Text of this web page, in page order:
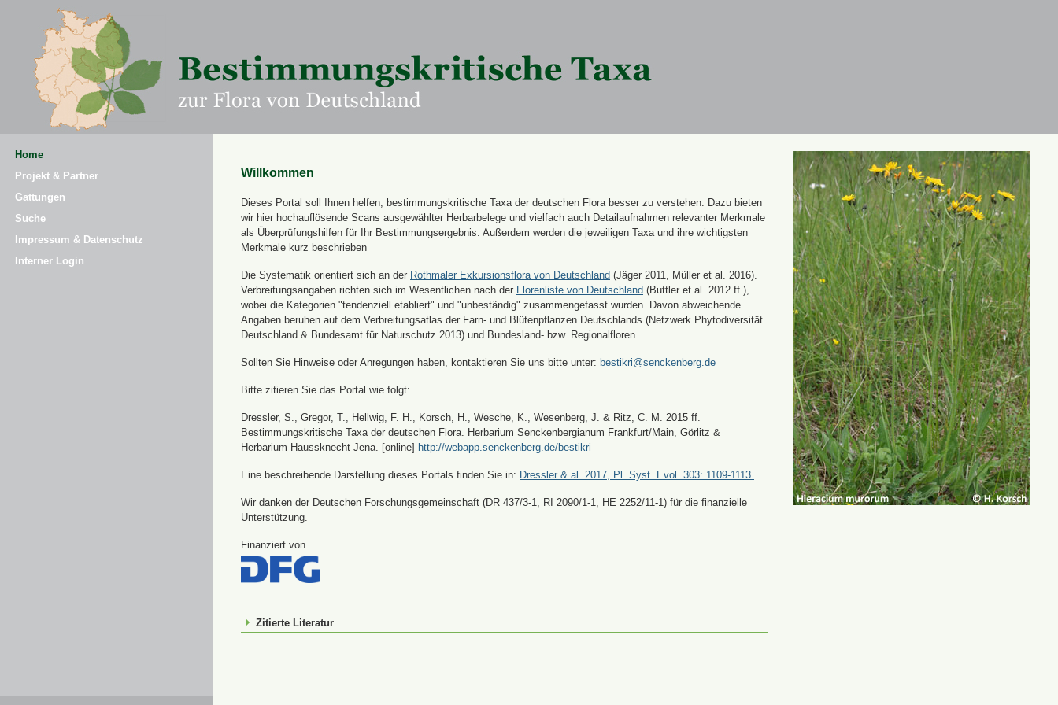
Home
Projekt & Partner
Gattungen
Suche
Impressum & Datenschutz
Interner Login
Willkommen
Dieses Portal soll Ihnen helfen, bestimmungskritische Taxa der deutschen Flora besser zu verstehen. Dazu bieten
wir hier hochauflösende Scans ausgewählter Herbarbelege und vielfach auch Detailaufnahmen relevanter Merkmale
als Überprüfungshilfen für Ihr Bestimmungsergebnis. Außerdem werden die jeweiligen Taxa und ihre wichtigsten
Merkmale kurz beschrieben
Die Systematik orientiert sich an der Rothmaler Exkursionsflora von Deutschland (Jäger 2011, Müller et al. 2016).
Verbreitungsangaben richten sich im Wesentlichen nach der Florenliste von Deutschland (Buttler et al. 2012 ff.),
wobei die Kategorien "tendenziell etabliert" und "unbeständig" zusammengefasst wurden. Davon abweichende
Angaben beruhen auf dem Verbreitungsatlas der Farn- und Blütenpflanzen Deutschlands (Netzwerk Phytodiversität
Deutschland & Bundesamt für Naturschutz 2013) und Bundesland- bzw. Regionalfloren.
Sollten Sie Hinweise oder Anregungen haben, kontaktieren Sie uns bitte unter: bestikri@senckenberg.de
Bitte zitieren Sie das Portal wie folgt:
Dressler, S., Gregor, T., Hellwig, F. H., Korsch, H., Wesche, K., Wesenberg, J. & Ritz, C. M. 2015 ff.
Bestimmungskritische Taxa der deutschen Flora. Herbarium Senckenbergianum Frankfurt/Main, Görlitz &
Herbarium Haussknecht Jena. [online] http://webapp.senckenberg.de/bestikri
Eine beschreibende Darstellung dieses Portals finden Sie in: Dressler & al. 2017, Pl. Syst. Evol. 303: 1109-1113.
Wir danken der Deutschen Forschungsgemeinschaft (DR 437/3-1, RI 2090/1-1, HE 2252/11-1) für die finanzielle
Unterstützung.
Finanziert von
Zitierte Literatur